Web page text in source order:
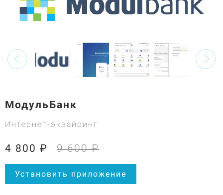
МодульБанк
Интернет-эквайринг
4 800 ₽ 9 600 ₽
Установить приложение